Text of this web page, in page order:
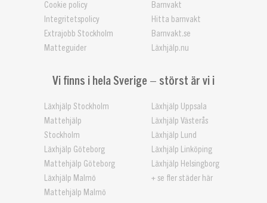
Cookie policy
Integritetspolicy
Extrajobb Stockholm
Matteguider
Barnvakt
Hitta barnvakt
Barnvakt.se
Läxhjälp.nu
Vi finns i hela Sverige – störst är vi i
Läxhjälp Stockholm
Mattehjälp
Stockholm
Läxhjälp Göteborg
Mattehjälp Göteborg
Läxhjälp Malmö
Mattehjälp Malmö
Läxhjälp Uppsala
Läxhjälp Västerås
Läxhjälp Lund
Läxhjälp Linköping
Läxhjälp Helsingborg
+ se fler städer här